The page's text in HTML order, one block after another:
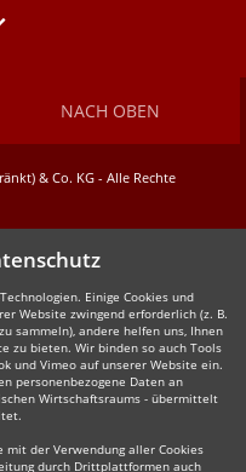
NACH OBEN
& Co. KG - Alle Rechte
Einige Cookies und
Website zwingend erforderlich (z. B.
sammeln), andere helfen uns, Ihnen
zu bieten. Wir binden so auch Tools
und Vimeo auf unserer Website ein.
personenbezogene Daten an
Wirtschaftsraums - übermittelt
mit der Verwendung aller Cookies
durch Drittplattformen auch